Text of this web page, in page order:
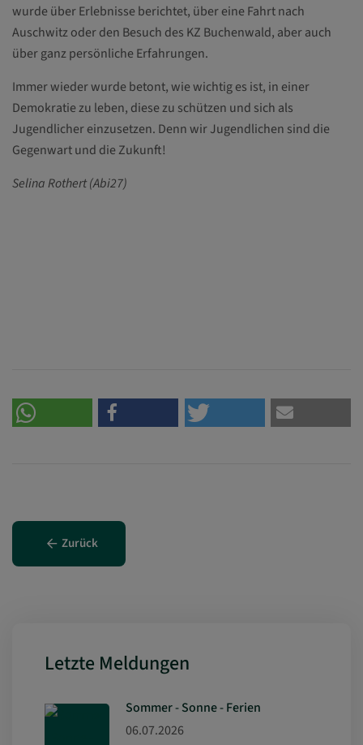
wurde über Erlebnisse berichtet, über eine Fahrt nach
Auschwitz oder den Besuch des KZ Buchenwald, aber auch
über ganz persönliche Erfahrungen.
Immer wieder wurde betont, wie wichtig es ist, in einer
Demokratie zu leben, diese zu schützen und sich als
Jugendlicher einzusetzen. Denn wir Jugendlichen sind die
Gegenwart und die Zukunft!
Selina Rothert (Abi27)
Zurück
Letzte Meldungen
Sommer - Sonne - Ferien
06.07.2026